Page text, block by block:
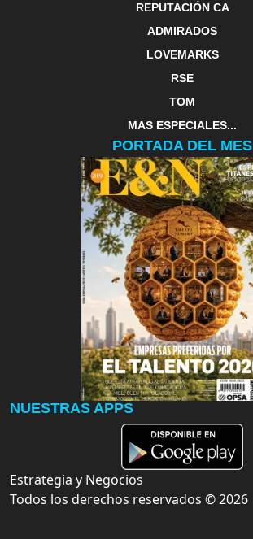
REPUTACIÓN CA
ADMIRADOS
LOVEMARKS
RSE
TOM
MAS ESPECIALES...
PORTADA DEL MES
NUESTRAS APPS
Estrategia y Negocios
Todos los derechos reservados ©2026